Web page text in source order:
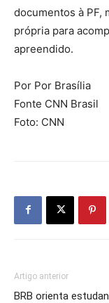
documentos à PF,
própria para
apreendido.
Por Por Brasília
Fonte CNN Brasil
Foto: CNN
Artigo anterior
BRB orienta